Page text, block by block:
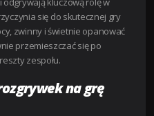
się do skutecznej gry
zwinny i świetnie opanować
przemieszczać się po
zespołu.
na grę